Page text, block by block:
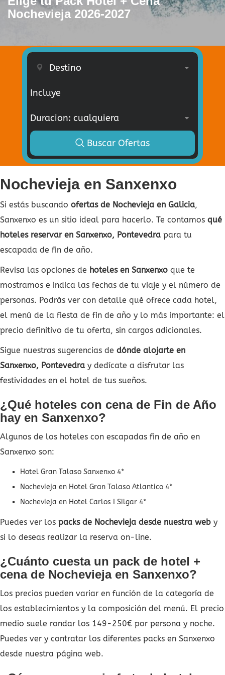
Nochevieja 2026-2027
Incluye
Buscar Ofertas
Nochevieja en Sanxenxo
Si estás buscando ofertas de Nochevieja en Galicia,
Sanxenxo es un sitio ideal para hacerlo. Te contamos qué
hoteles reservar en Sanxenxo, Pontevedra para tu
escapada de fin de año.
Revisa las opciones de hoteles en Sanxenxo que te
mostramos e indica las fechas de tu viaje y el número de
personas. Podrás ver con detalle qué ofrece cada hotel,
el menú de la fiesta de fin de año y lo más importante: el
precio definitivo de tu oferta, sin cargos adicionales.
Sigue nuestras sugerencias de dónde alojarte en
Sanxenxo, Pontevedra y dedícate a disfrutar las
festividades en el hotel de tus sueños.
¿Qué hoteles con cena de Fin de Año
hay en Sanxenxo?
Algunos de los hoteles con escapadas fin de año en
Sanxenxo son:
Hotel Gran Talaso Sanxenxo 4*
Nochevieja en Hotel Gran Talaso Atlantico 4*
Nochevieja en Hotel Carlos I Silgar 4*
Puedes ver los packs de Nochevieja desde nuestra web y
si lo deseas realizar la reserva on-line.
¿Cuánto cuesta un pack de hotel +
cena de Nochevieja en Sanxenxo?
Los precios pueden variar en función de la categoría de
los establecimientos y la composición del menú. El precio
medio suele rondar los 149-250€ por persona y noche.
Puedes ver y contratar los diferentes packs en Sanxenxo
desde nuestra página web.